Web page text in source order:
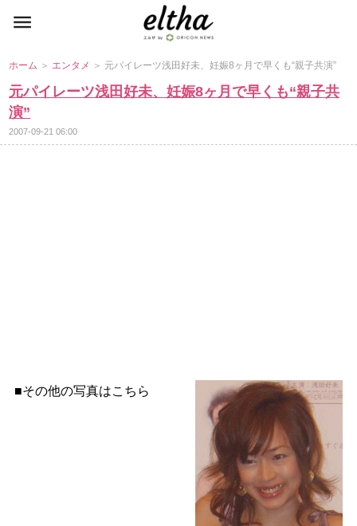
ホーム ＞ エンタメ ＞ 元パイレーツ浅田好未、妊娠8ヶ月で早くも“親子共演”
元パイレーツ浅田好未、妊娠8ヶ月で早くも“親子共
演”
2007-09-21 06:00
■その他の写真はこちら